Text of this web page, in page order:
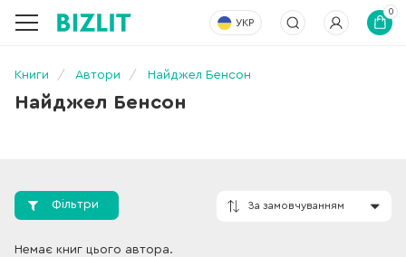
УКР
0
Книги Автори Найджел Бенсон
Найджел Бенсон
Фільтри
Немає книг цього автора.